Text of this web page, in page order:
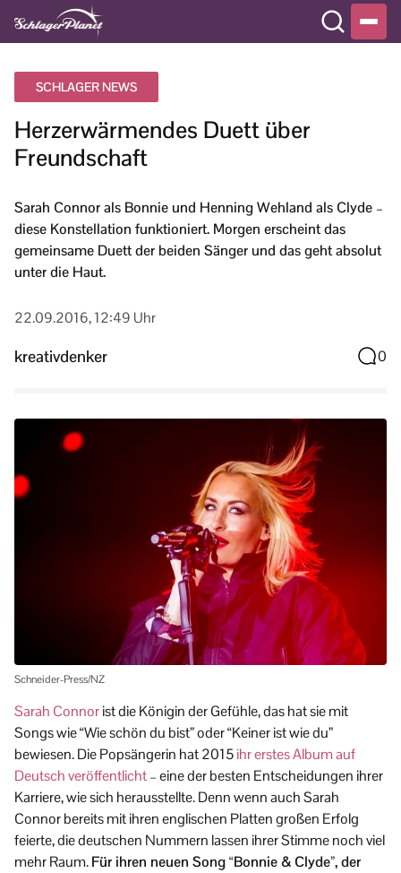
SCHLAGER NEWS
Herzerwärmendes Duett über
Freundschaft
Sarah Connor als Bonnie und Henning Wehland als Clyde –
diese Konstellation funktioniert. Morgen erscheint das
gemeinsame Duett der beiden Sänger und das geht absolut
unter die Haut.
22.09.2016, 12:49 Uhr
kreativdenker 0
Schneider-Press/NZ
Sarah Connorist die Königin der Gefühle, das hat sie mit
Songs wie “Wie schön du bist” oder “Keiner ist wie du”
bewiesen. Die Popsängerin hat 2015ihr erstes Album auf
Deutsch veröffentlicht– eine der besten Entscheidungen ihrer
Karriere, wie sich herausstellte. Denn wenn auch Sarah
Connor bereits mit ihren englischen Platten großen Erfolg
feierte, die deutschen Nummern lassen ihrer Stimme noch viel
mehr Raum.Für ihren neuen Song “Bonnie & Clyde”, der